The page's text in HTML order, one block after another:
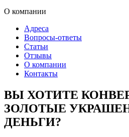
О компании
Адреса
Вопросы-ответы
Статьи
Отзывы
О компании
Контакты
ВЫ ХОТИТЕ
ЗОЛОТЫЕ
ДЕНЬГИ?